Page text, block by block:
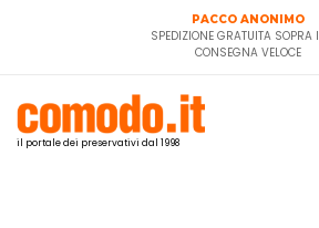
PACCO ANONIMO
SPEDIZIONE GRATUITA SOPRA I
CONSEGNA VELOCE
il portale dei preservativi dal 1998